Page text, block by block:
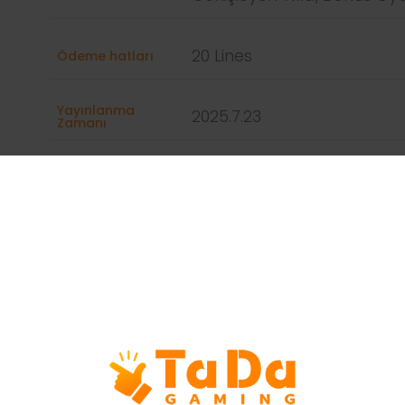
Ödeme hatları 20 Lines
Yayınlanma
Zamanı 2025.7.23